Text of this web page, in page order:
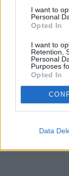
I want to
Personal
Opted In
I want to
Retention,
Personal
Purposes
Opted In
Data